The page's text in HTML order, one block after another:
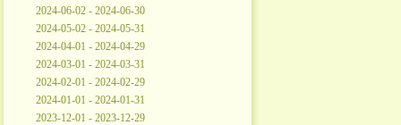
2024-06-02 - 2024-06-30
2024-05-02 - 2024-05-31
2024-04-01 - 2024-04-29
2024-03-01 - 2024-03-31
2024-02-01 - 2024-02-29
2024-01-01 - 2024-01-31
2023-12-01 - 2023-12-29